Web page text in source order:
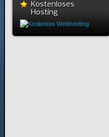
Kostenloses
Hosting